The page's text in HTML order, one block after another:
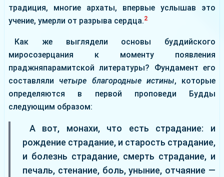
традиция, многие архаты, впервые услышав это
учение, умерли от разрыва сердца.2
Как же выглядели основы буддийского
миросозерцания к моменту появления
праджняпарамитской литературы? Фундамент его
составляли четыре благородные истины, которые
определяются в первой проповеди Будды
следующим образом:
А вот, монахи, что есть страдание: и
рождение страдание, и старость страдание,
и болезнь страдание, смерть страдание, и
печаль, стенание, боль, уныние, отчаяние —